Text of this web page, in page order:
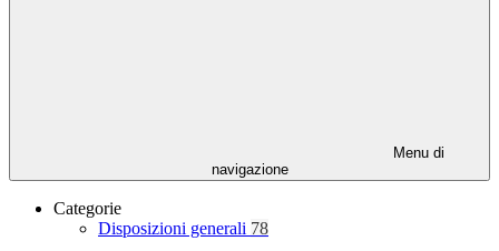
Menu di
navigazione
Categorie
Disposizioni generali 78